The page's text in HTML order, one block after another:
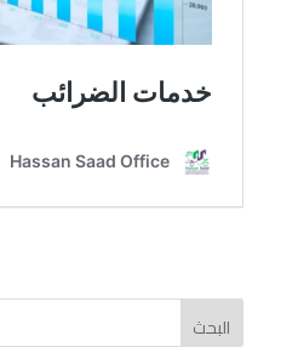
البحث